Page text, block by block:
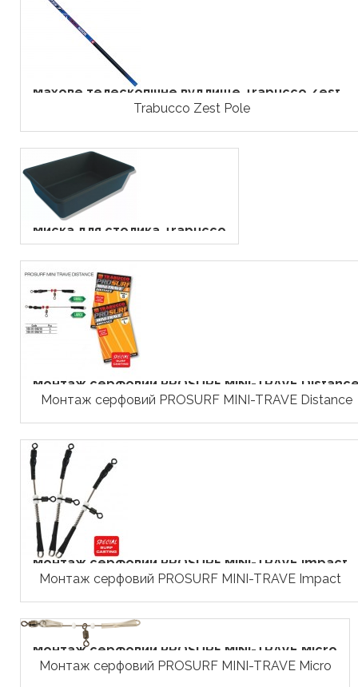
Махове телескопічне вудлище Trabucco Zest...
Trabucco Zest Pole
Миска для столика Trabucco
Монтаж серфовий PROSURF MINI-TRAVE
Монтаж серфовий PROSURF MINI-TRAVE Distance
Монтаж серфовий PROSURF MINI-TRAVE Impact
Монтаж серфовий PROSURF MINI-TRAVE Impact
Монтаж серфовий PROSURF MINI-TRAVE Micro
Монтаж серфовий PROSURF MINI-TRAVE Micro